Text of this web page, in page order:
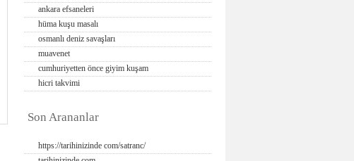
ankara efsaneleri
hüma kuşu masalı
osmanlı deniz savaşları
muavenet
cumhuriyetten önce giyim kuşam
hicri takvimi
Son Arananlar
https://tarihinizinde com/satranc/